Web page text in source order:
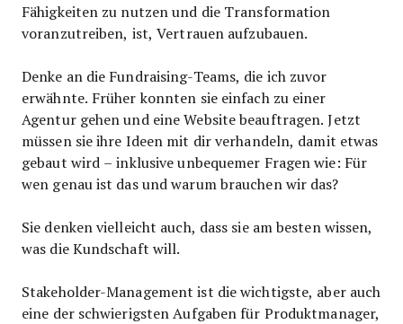
Fähigkeiten zu nutzen und die Transformation
voranzutreiben, ist, Vertrauen aufzubauen.
Denke an die Fundraising-Teams, die ich zuvor
erwähnte. Früher konnten sie einfach zu einer
Agentur gehen und eine Website beauftragen. Jetzt
müssen sie ihre Ideen mit dir verhandeln, damit etwas
gebaut wird – inklusive unbequemer Fragen wie: Für
wen genau ist das und warum brauchen wir das?
Sie denken vielleicht auch, dass sie am besten wissen,
was die Kundschaft will.
Stakeholder-Management ist die wichtigste, aber auch
eine der schwierigsten Aufgaben für Produktmanager,